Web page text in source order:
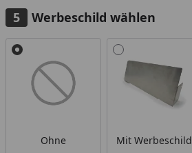
Werbeschild wählen
Alle anzeigen (2)
Ohne Mit Werbeschild